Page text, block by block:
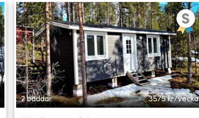
2 bäddar 3575 kr/vecka